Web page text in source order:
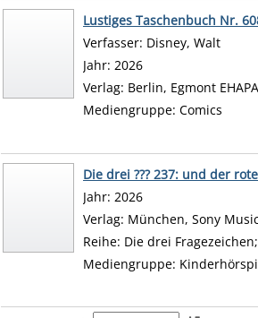
Lustiges Taschenbuch Nr.
Verfasser: Disney, Walt
Jahr: 2026
Verlag: Berlin, Egmont
Mediengruppe: Comics
Die drei ??? 237: und der
Suche nach diesem Verfasser
Jahr: 2026
Verlag: München, Sony
Reihe: Die drei
Mediengruppe: